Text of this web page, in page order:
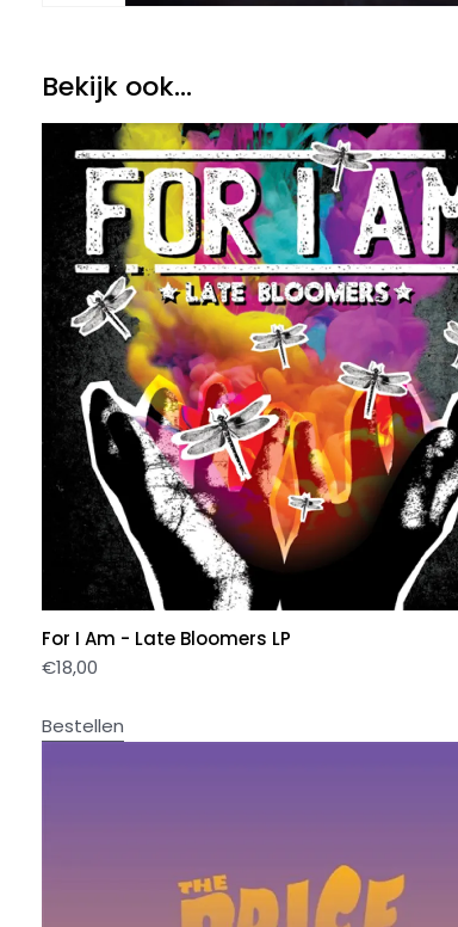
Bekijk ook...
For I Am - Late Bloomers LP
€18,00
Bestellen